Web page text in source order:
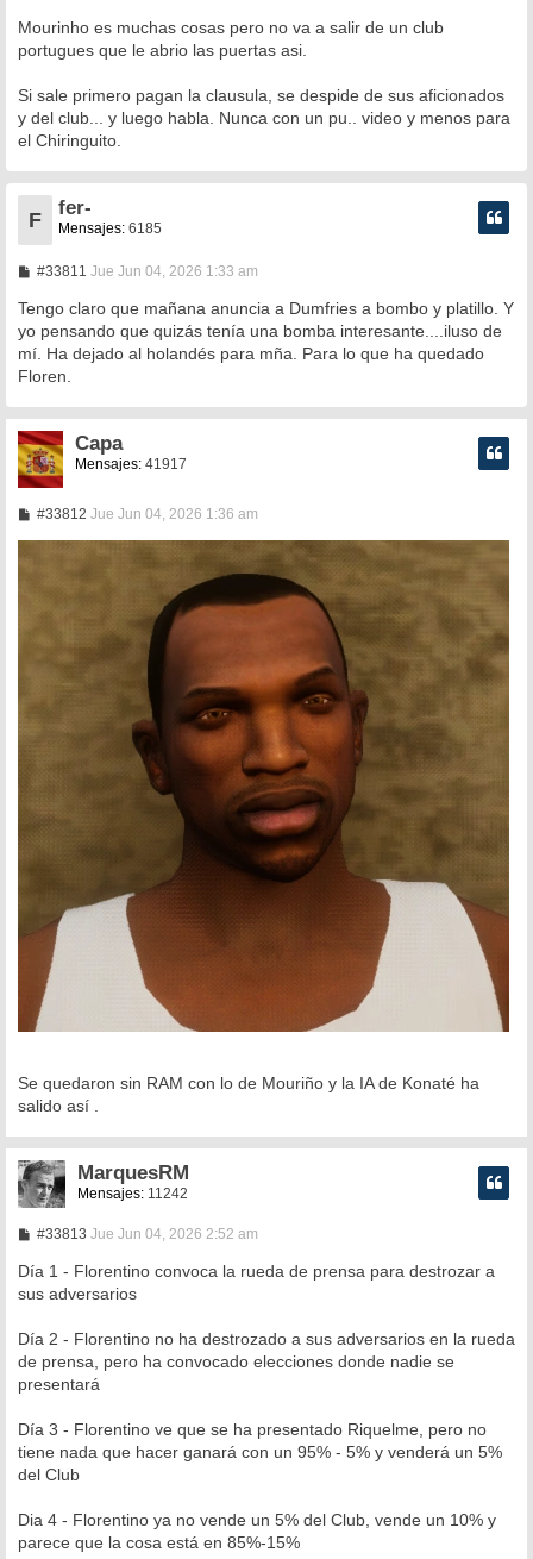
n
s
a
e
Mourinho es muchas cosas pero no va a salir de un club
portugues que le abrio las puertas asi.
Si sale primero pagan la clausula, se despide de sus aficionados
y del club... y luego habla. Nunca con un pu.. video y menos para
el Chiringuito.
F
fer-
Mensajes: 6185
#33811 M
n
a
j
Jue Jun 04, 2026 1:33 am
Tengo claro que mañana anuncia a Dumfries a bombo y platillo. Y
yo pensando que quizás tenía una bomba interesante....iluso de
mí. Ha dejado al holandés para mña. Para lo que ha quedado
Floren.
Capa
Mensajes:41917
#33812MJue Jun 04, 2026 1:36 am
Se quedaron sin RAM con lo de Mouriño y la IA de Konaté ha
salido así .
MarquesRM
Mensajes: 11242
#33813M
n
a
e
Jue Jun 04, 2026 2:52 am
Día 1 - Florentino convoca la rueda de prensa para destrozar a
sus adversarios
Día 2 - Florentino no ha destrozado a sus adversarios en la rueda
de prensa, pero ha convocado elecciones donde nadie se
presentará
Día 3 - Florentino ve que se ha presentado Riquelme, pero no
tiene nada que hacer ganará con un 95% - 5% y venderá un 5%
del Club
Dia 4 - Florentino ya no vende un 5% del Club, vende un 10% y
parece que la cosa está en 85%-15%